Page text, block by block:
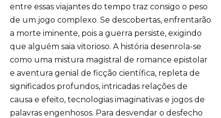
entre essas viajantes do tempo traz consigo o peso
de um jogo complexo. Se descobertas, enfrentarão
a morte iminente, pois a guerra persiste, exigindo
que alguém saia vitorioso. A história desenrola-se
como uma mistura magistral de romance epistolar
e aventura genial de ficção científica, repleta de
significados profundos, intricadas relações de
causa e efeito, tecnologias imaginativas e jogos de
palavras engenhosos. Para desvendar o desfecho